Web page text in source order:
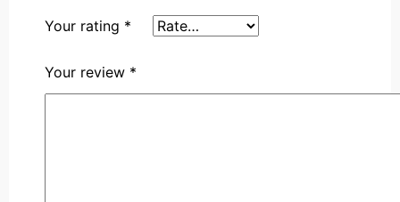
Your rating *
Your review *